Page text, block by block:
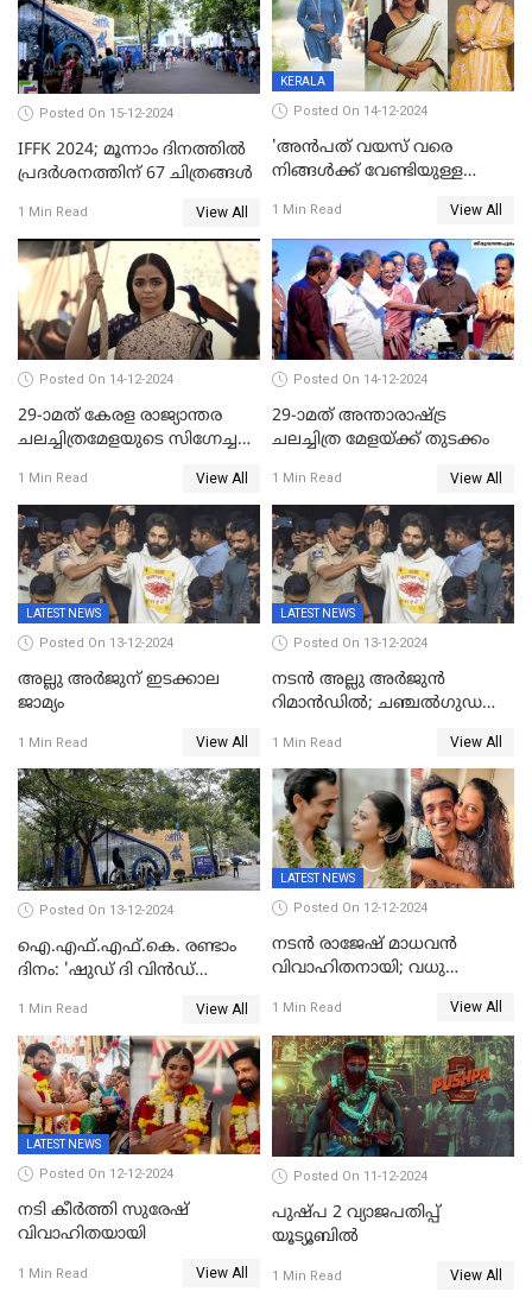
Posted On 15-12-2024
IFFK 2024; മൂന്നാം ദിനത്തില്‍
പ്രദര്‍ശനത്തിന് 67 ചിത്രങ്ങള്‍
1 Min Read View All
KERALA
Posted On 14-12-2024
'അന്‍പത് വയസ് വരെ
നിങ്ങള്‍ക്ക് വേണ്ടിയുള്ള
കൂട്ട് ആവശ്യമുണ്ട്; കല്യാണം
കഴിക്കാമെന്ന് തോന്നി
തുടങ്ങിയിട്ടുണ്ടെന്ന് നിഷ
സാരംഗ്
1 Min Read View All
Posted On 14-12-2024
29-ാമത് കേരള രാജ്യാന്തര
ചലച്ചിത്രമേളയുടെ സിഗ്നേച്ചർ
1 Min Read View All
Posted On 14-12-2024
29-ാമത് അന്താരാഷ്‌ട്ര
ചലച്ചിത്ര മേളയ്‌ക്ക് തുടക്കം
1 Min Read View All
LATEST NEWS
Posted On 13-12-2024
അല്ലു അർജുന് ഇടക്കാല
ജാമ്യം
1 Min Read View All
LATEST NEWS
Posted On 13-12-2024
നടൻ അല്ലു അർജുൻ
റിമാൻഡിൽ; ചഞ്ചൽഗുഡ
1 Min Read View All
Posted On 13-12-2024
ഐ.എഫ്.എഫ്.കെ. രണ്ടാം
ദിനം: 'ഷുഡ് ദി വിൻഡ്
'കിഷ്‌കികിന്ധാ കാണ്ഡം' വരെ
1 Min Read View All
LATEST NEWS
Posted On 12-12-2024
നടൻ രാജേഷ് മാധവൻ
വിവാഹിതനായി; വധു
കാരാട്ട്
1 Min Read View All
LATEST NEWS
Posted On 12-12-2024
നടി കീർത്തി സുരേഷ്
വിവാഹിതയായി
1 Min Read View All
Posted On 11-12-2024
പുഷ്പ 2 വ്യാജപതിപ്പ്
യൂട്യൂബിൽ
1 Min Read View All